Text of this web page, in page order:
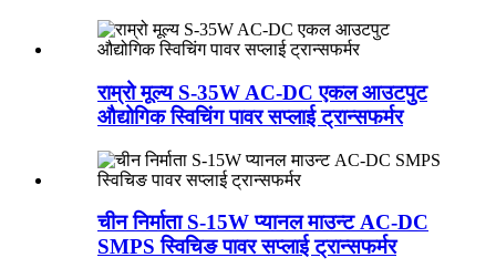
राम्रो मूल्य S-35W AC-DC एकल आउटपुट
औद्योगिक स्विचिंग पावर सप्लाई ट्रान्सफर्मर
चीन निर्माता S-15W प्यानल माउन्ट AC-DC
SMPS स्विचिङ पावर सप्लाई ट्रान्सफर्मर